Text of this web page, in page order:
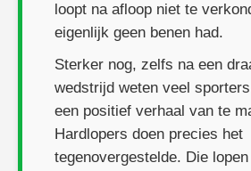
loopt na afloop niet te
eigenlijk geen benen had.
Sterker nog, zelfs na een
wedstrijd weten veel
een positief verhaal van te
Hardlopers doen precies het
tegenovergestelde. Die